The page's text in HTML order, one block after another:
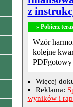
z
» Pobierz
Wzór
kolejne
Więcej
Reklama:
wyników i